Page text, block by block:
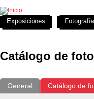
Catálogo de
General Catálogo de
Exposiciones